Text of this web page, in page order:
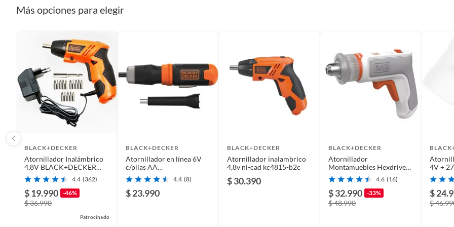
De uso personal.
Modelo BCF601AA
Uso de la herramienta
Potencia
Más opciones para elegir
BLACK+DECKER
Atornillador Inalámbrico
4,8V BLACK+DECKER
KC4815-B2C
4.4 (362)
$ 19.990 -46%
$ 36.990
Patrocinado
BLACK+DECKER
Atornillador en línea 6V
c/pilas AA
BLACK+DECKER4.4 (8)
$ 23.990
BLACK+DECKER
Atornillador inalambrico
4,8v ni-cad kc4815-b2c
$ 30.390
BLACK+DECKER
Atornillador
Montamuebles Hexdriver
Blackdecker Bcrta01-b2c
4.6 (16)
$ 32.990 -33%
$ 48.990
4V +
$
$